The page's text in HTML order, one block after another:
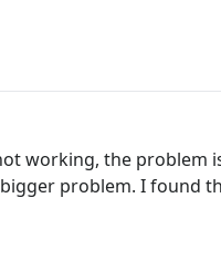
working, the problem
problem. I found